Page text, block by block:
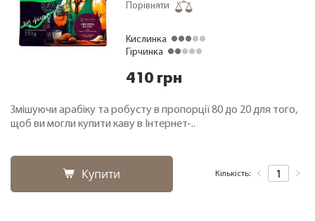
Порівняти
Кислинка
Гірчинка
410 грн
Змішуючи арабіку та робусту в пропорції 80 до 20 для того,
щоб ви могли купити каву в Інтернет-..
Купити Кількість: